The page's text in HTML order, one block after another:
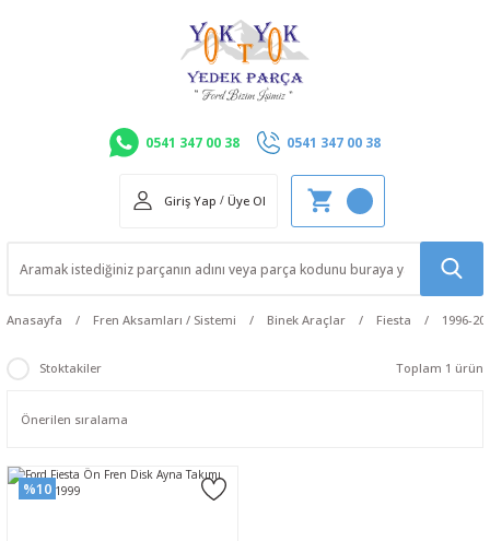
0541 347 00 38 0541 347 00 38
Giriş Yap / Üye Ol
Anasayfa Fren Aksamları / Sistemi Binek Araçlar Fiesta 1996-
Stoktakiler Toplam 1 ürün
%10